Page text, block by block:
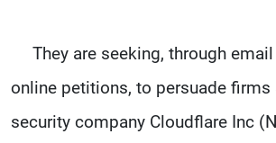
They are seeking, through
online petitions, to persuade firms
security company Cloudflare Inc